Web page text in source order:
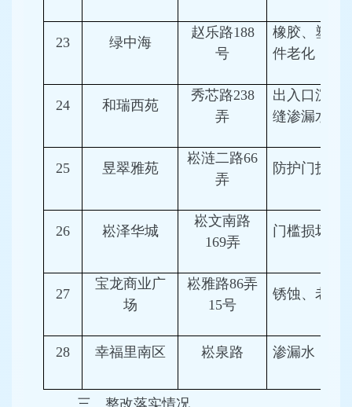
23 绿中海
赵乐路188
号
橡胶、塑料
件老化
24 和瑞西苑
秀芯路238
弄
出入口沉降
缝渗漏水
25 昱翠雅苑
崧涟二路66
弄
防护门拆除
26 崧泽华城
崧文南路
169弄
门槛损坏
27
宝龙商业广
场
崧雅路86弄
15号
锈蚀、老化
28 幸福里南区 崧泉路 渗漏水